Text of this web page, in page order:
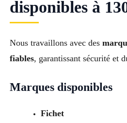
disponibles à
Nous travaillons avec des
fiables, garantissant sécurité et
Marques disponibles
Fichet